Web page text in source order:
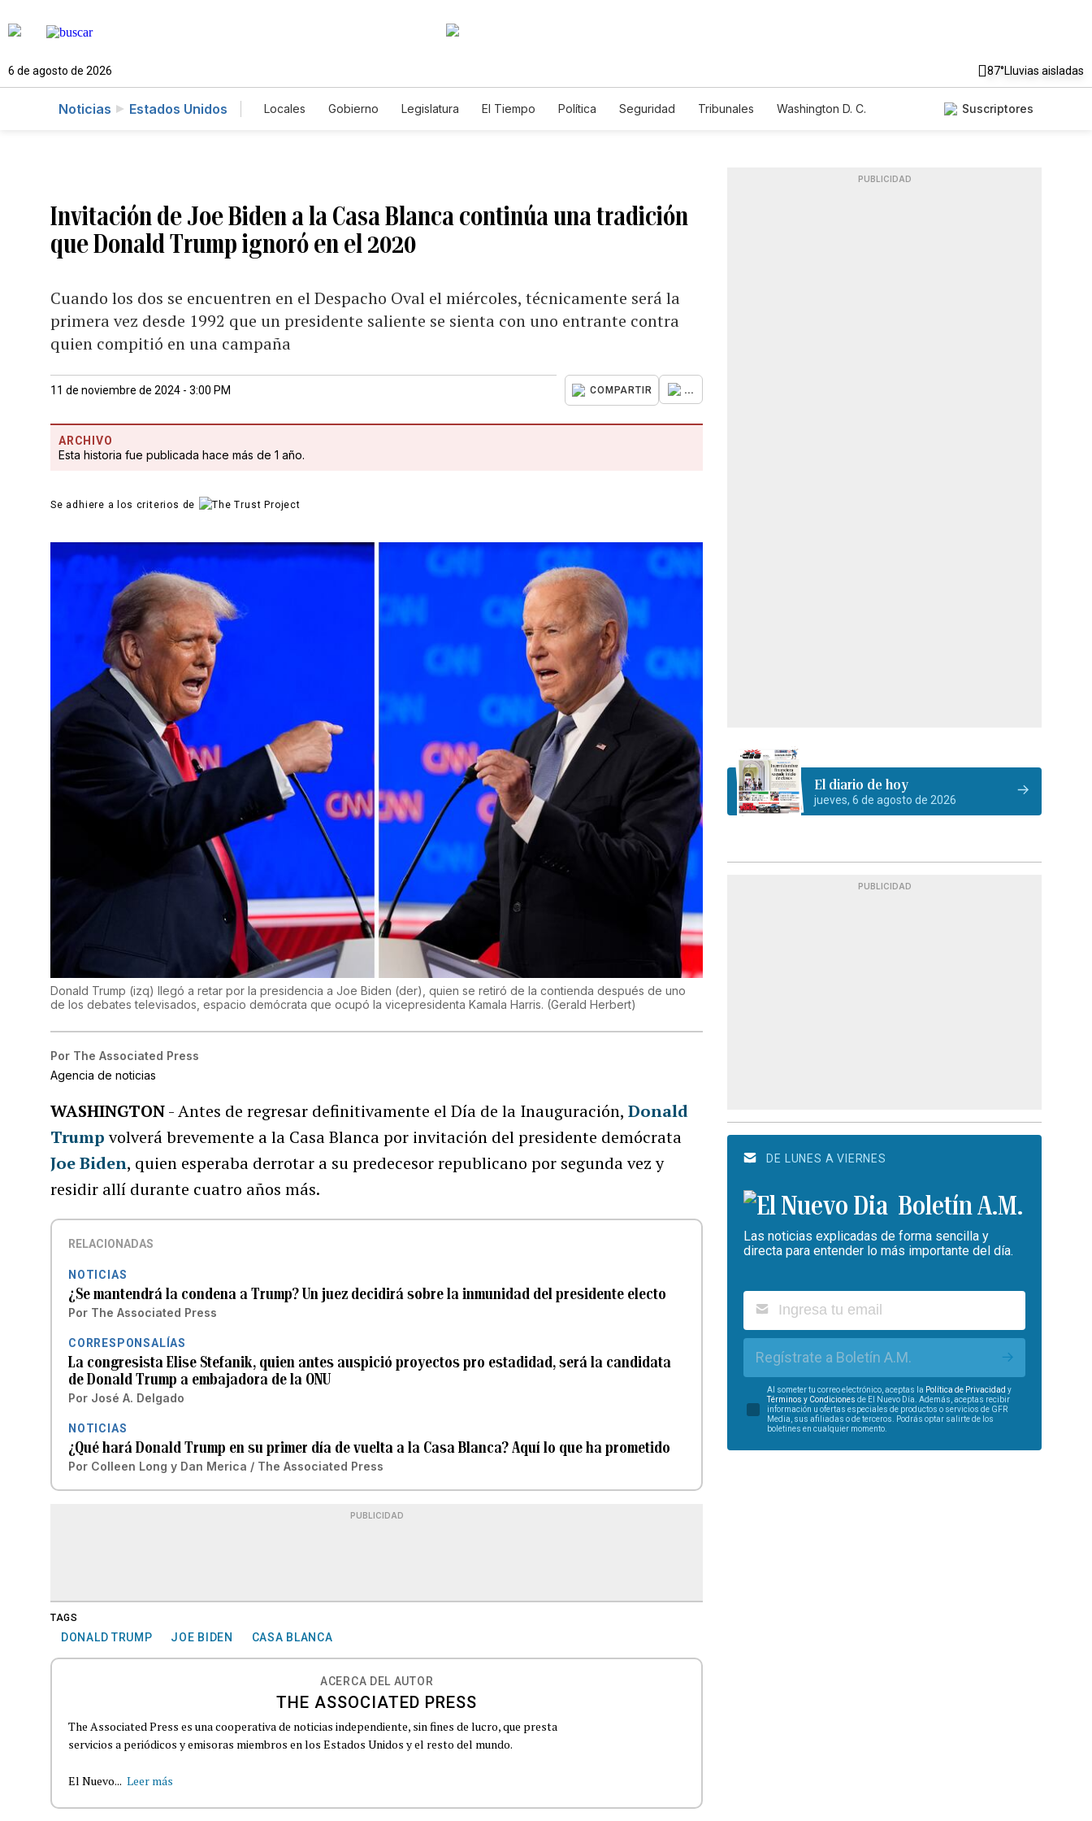
6 de agosto de 2026 87°Lluvias aisladas
Noticias Estados Unidos Locales Gobierno Legislatura El Tiempo Política Seguridad Tribunales
Washington D. C.
Suscriptores
Invitación de Joe Biden a la Casa Blanca continúa una tradición
que Donald Trump ignoró en el 2020
Cuando los dos se encuentren en el Despacho Oval el miércoles, técnicamente será la
primera vez desde 1992 que un presidente saliente se sienta con uno entrante contra
quien compitió en una campaña
11 de noviembre de 2024 - 3:00 PM COMPARTIR ...
ARCHIVO
Esta historia fue publicada hace más de 1 año.
Se adhiere a los criterios de
Donald Trump (izq) llegó a retar por la presidencia a Joe Biden (der), quien se retiró de la contienda después de uno
de los debates televisados, espacio demócrata que ocupó la vicepresidenta Kamala Harris. (Gerald Herbert)
Por The Associated Press
Agencia de noticias
WASHINGTON- Antes de regresar definitivamente el Día de la Inauguración,Donald
Trumpvolverá brevemente a la Casa Blanca por invitación del presidente demócrata
Joe Biden, quien esperaba derrotar a su predecesor republicano por segunda vez y
residir allí durante cuatro años más.
RELACIONADAS
NOTICIAS
¿Se mantendrá la condena a Trump? Un juez decidirá sobre la inmunidad del presidente electo
Por The Associated Press
CORRESPONSALÍAS
La congresista Elise Stefanik, quien antes auspició proyectos pro estadidad, será la candidata
de Donald Trump a embajadora de la ONU
Por José A. Delgado
NOTICIAS
¿Qué hará Donald Trump en su primer día de vuelta a la Casa Blanca? Aquí lo que ha prometido
Por Colleen Long y Dan Merica / The Associated Press
PUBLICIDAD
TAGS
DONALD TRUMP JOE BIDEN CASA BLANCA
ACERCA DEL AUTOR
THE ASSOCIATED PRESS
The Associated Press es una cooperativa de noticias independiente, sin fines de lucro, que presta
servicios a periódicos y emisoras miembros en los Estados Unidos y el resto del mundo.
El Nuevo... Leer más
PUBLICIDAD
El diario de hoy
jueves, 6 de agosto de 2026
PUBLICIDAD
DE LUNES A VIERNES
Boletín A.M.
Las noticias explicadas de forma sencilla y
directa para entender lo más importante del día.
Regístrate a Boletín A.M.
Al someter tu correo electrónico, aceptas la Política de Privacidad y
Términos y Condiciones de El Nuevo Día. Además, aceptas recibir
información u ofertas especiales de productos o servicios de GFR
Media, sus afiliadas o de terceros. Podrás optar salirte de los
boletines en cualquier momento.